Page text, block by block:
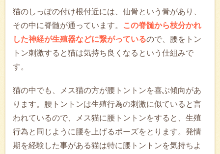
猫のしっぽの付け根付近には、仙骨という骨があり、
その中に脊髄が通っています。
この脊髄から枝分かれ
した神経が生殖器などに繋がっているので、腰をトン
トン刺激すると猫は気持ち良くなるという仕組みで
す。
猫の中でも、メス猫の方が腰トントンを喜ぶ傾向があ
ります。腰トントンは生殖行為の刺激に似ていると言
われているので、メス猫に腰トントンをすると、生殖
行為と同じように腰を上げるポーズをとります。発情
期を経験した事がある猫は特に腰トントンを気持ちよ